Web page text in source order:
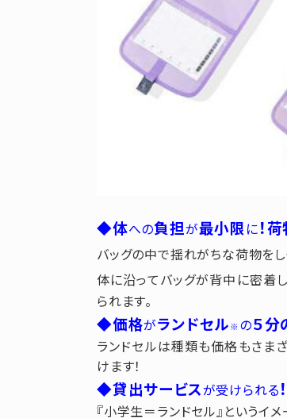
◆体への負担が最小限 に！荷
バッグの中で揺れがちな荷物をし
体に沿ってバッグが背中に密着
られます。
◆価格がランドセル ※ の５分
ランドセルは種類も価格もさま
けます！
◆貸出サービスが受けられる
『小学生＝ランドセル』というイ